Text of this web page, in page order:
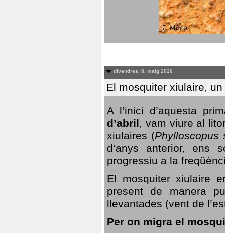
divendres, 8. maig 2026
El mosquiter xiulaire,
A l’inici d’aquesta
d’abril, vam viure al
xiulaires (Phylloscopus
d’anys anterior, ens
progressiu a la
El mosquiter xiulaire
present de manera
llevantades (vent de
Per on migra el